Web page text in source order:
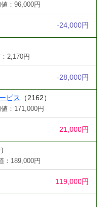
：96,000円
-24,000円
2,170円
-28,000円
ビス （2162）
：171,000円
21,000円
：189,000円
119,000円